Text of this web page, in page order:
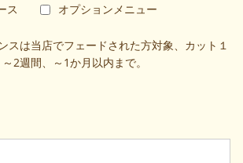
ス オプションメニュー
スは当店でフェードされた方対象、カット１
2週間、～1か月以内まで。